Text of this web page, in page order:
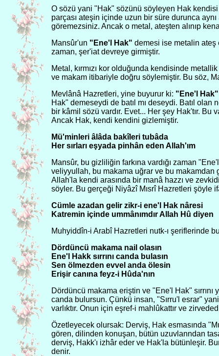
O sözü yani "Hak" sözünü söyleyen Hak
parçası ateşin içinde uzun bir süre durunca
göremezsiniz. Ancak o metal, ateşten alınıp
Mansûr'un "Ene'l Hak" demesi ise metalin ateş
zaman, şer'iat devreye girmiştir.
Metal, kırmızı kor olduğunda kendisinde
ve makam itibariyle doğru söylemiştir. Bu söz,
Mevlânâ Hazretleri, yine buyurur ki: "Ene'l Hak"
Hak" demeseydi de batıl mı deseydi. Batıl
bir kâmil sözü vardır. Evet... Her şey Hak'tır. Bu
Ancak Hak, kendi kendini gizlemiştir.
Mü'minleri âlâda bakîleri tubâda
Her sırları eşyada pinhân eden Allah'ım
Mansûr, bu gizliliğin farkına vardığı zaman
veliyyullah, bu makama uğrar ve bu
Allah'la kendi arasında bir manâ hazzı ve
söyler. Bu gerçeği Niyâzî Mısrî Hazretleri şöyle
Cümle azadan gelir zikr-i ene'l Hak nâresi
Katremin içinde ummânımdır Allah Hû diyen
Muhyiddîn-i Arabî Hazretleri nutk-ı şeriflerinde
Dördüncü makama nail olasın
Ene'l Hakk sırrını canda bulasın
Sen ölmezden evvel anda ölesin
Erişir canına feyz-i Hûda'nın
Dördüncü makama eriştin ve "Ene'l Hak"
canda bulursun. Çünkü insan, "Sırru'l esrar" yani
varlıktır. Onun için eşref-i mahlûkattır ve
Özetleyecek olursak: Derviş, Hak esmasında
gören, dilinden konuşan, bütün uzuvlanndan
derviş, Hakk'ı izhâr eder ve Hak'la bütünleşir.
denir.